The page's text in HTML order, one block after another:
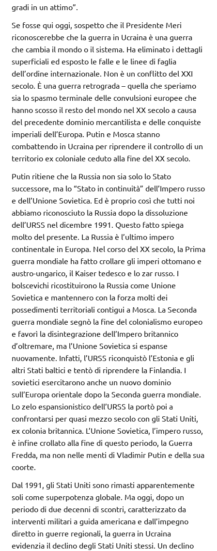
gradi in un attimo”.
Se fosse qui oggi, sospetto che il Presidente Meri
riconoscerebbe che la guerra in Ucraina è una guerra
che cambia il mondo o il sistema. Ha eliminato i dettagli
superficiali ed esposto le falle e le linee di faglia
dell’ordine internazionale. Non è un conflitto del XXI
secolo. È una guerra retrograda – quella che speriamo
sia lo spasmo terminale delle convulsioni europee che
hanno scosso il resto del mondo nel XX secolo a causa
del precedente dominio mercantilista e delle conquiste
imperiali dell’Europa. Putin e Mosca stanno
combattendo in Ucraina per riprendere il controllo di un
territorio ex coloniale ceduto alla fine del XX secolo.
Putin ritiene che la Russia non sia solo lo Stato
successore, ma lo “Stato in continuità” dell’Impero russo
e dell’Unione Sovietica. Ed è proprio così che tutti noi
abbiamo riconosciuto la Russia dopo la dissoluzione
dell’URSS nel dicembre 1991. Questo fatto spiega
molto del presente. La Russia è l’ultimo impero
continentale in Europa. Nel corso del XX secolo, la Prima
guerra mondiale ha fatto crollare gli imperi ottomano e
austro-ungarico, il Kaiser tedesco e lo zar russo. I
bolscevichi ricostituirono la Russia come Unione
Sovietica e mantennero con la forza molti dei
possedimenti territoriali contigui a Mosca. La Seconda
guerra mondiale segnò la fine del colonialismo europeo
e favorì la disintegrazione dell’Impero britannico
d’oltremare, ma l’Unione Sovietica si espanse
nuovamente. Infatti, l’URSS riconquistò l’Estonia e gli
altri Stati baltici e tentò di riprendere la Finlandia. I
sovietici esercitarono anche un nuovo dominio
sull’Europa orientale dopo la Seconda guerra mondiale.
Lo zelo espansionistico dell’URSS la portò poi a
confrontarsi per quasi mezzo secolo con gli Stati Uniti,
ex colonia britannica. L’Unione Sovietica, l’impero russo,
è infine crollato alla fine di questo periodo, la Guerra
Fredda, ma non nelle menti di Vladimir Putin e della sua
coorte.
Dal 1991, gli Stati Uniti sono rimasti apparentemente
soli come superpotenza globale. Ma oggi, dopo un
periodo di due decenni di scontri, caratterizzato da
interventi militari a guida americana e dall’impegno
diretto in guerre regionali, la guerra in Ucraina
evidenzia il declino degli Stati Uniti stessi. Un declino